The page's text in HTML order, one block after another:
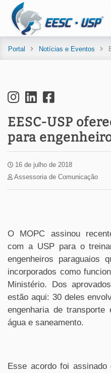
Portal Notícias e Eventos
EESC-USP
para
16 de julho de 2018
Assessoria de Comunicação
O MOPC assinou
com a USP para o
engenheiros paraguaios
incorporados como
Ministério. Dos
estão aqui: 30 deles
engenharia de
água e saneamento.
Esse acordo foi